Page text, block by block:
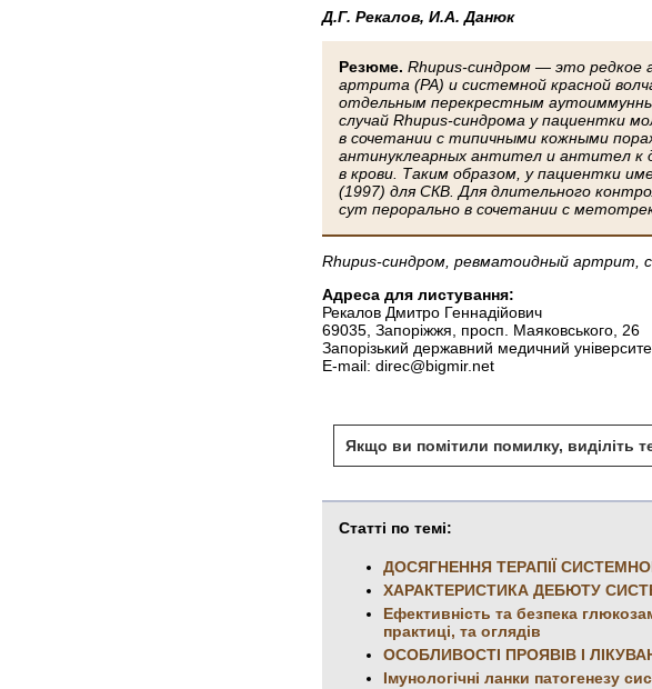
Д.Г. Рекалов, И.А. Данюк
Резюме. Rhupus-синдром — это редкое
артрита (РА) и системной красной
отдельным перекрестным
случай Rhupus-синдрома у пациентки
в сочетании с типичными кожными
антинуклеарных антител и антител к
в крови. Таким образом, у пациентки
(1997) для СКВ. Для длительного
сут перорально в сочетании с
Rhupus-синдром, ревматоидный артрит,
Адреса для листування:
Рекалов Дмитро Геннадійович
69035, Запоріжжя, просп. Маяковського, 26
Запорізький державний медичний
E-mail: direc@bigmir.net
Якщо ви помітили помилку, виділіть
Статті по темі:
ДОСЯГНЕННЯ ТЕРАПІЇ
ХАРАКТЕРИСТИКА ДЕБЮТУ
Ефективність та безпека
практиці, та оглядів
ОСОБЛИВОСТІ ПРОЯВІВ І
Імунологічні ланки патогенезу